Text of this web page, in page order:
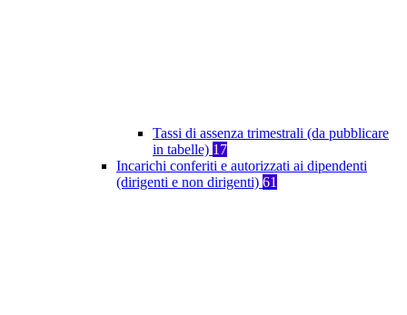
Tassi di assenza trimestrali (da pubblicare
in tabelle) 17
Incarichi conferiti e autorizzati ai dipendenti
(dirigenti e non dirigenti) 61